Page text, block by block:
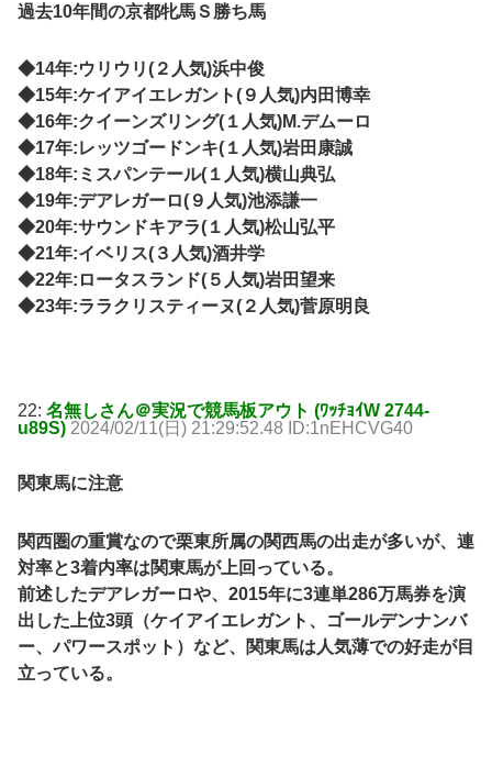
過去10年間の京都牝馬Ｓ勝ち馬
◆14年:ウリウリ(２人気)浜中俊
◆15年:ケイアイエレガント(９人気)内田博幸
◆16年:クイーンズリング(１人気)M.デムーロ
◆17年:レッツゴードンキ(１人気)岩田康誠
◆18年:ミスパンテール(１人気)横山典弘
◆19年:デアレガーロ(９人気)池添謙一
◆20年:サウンドキアラ(１人気)松山弘平
◆21年:イベリス(３人気)酒井学
◆22年:ロータスランド(５人気)岩田望来
◆23年:ララクリスティーヌ(２人気)菅原明良
22: 名無しさん＠実況で競馬板アウト (ﾜｯﾁｮｲW 2744-
u89S) 2024/02/11(日) 21:29:52.48 ID:1nEHCVG40
関東馬に注意
関西圏の重賞なので栗東所属の関西馬の出走が多いが、連
対率と3着内率は関東馬が上回っている。
前述したデアレガーロや、2015年に3連単286万馬券を演
出した上位3頭（ケイアイエレガント、ゴールデンナンバ
ー、パワースポット）など、関東馬は人気薄での好走が目
立っている。